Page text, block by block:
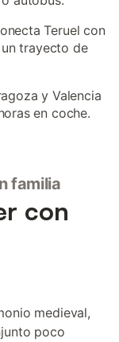
Teruel con
trayecto de
y Valencia
en coche.
familia
con
medieval,
poco